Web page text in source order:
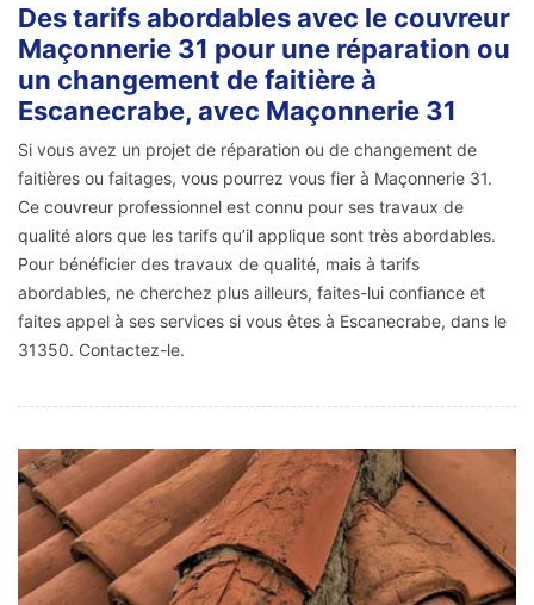
Des tarifs abordables avec le couvreur
Maçonnerie 31 pour une réparation ou
un changement de faitière à
Escanecrabe, avec Maçonnerie 31
Si vous avez un projet de réparation ou de changement de
faitières ou faitages, vous pourrez vous fier à Maçonnerie 31.
Ce couvreur professionnel est connu pour ses travaux de
qualité alors que les tarifs qu’il applique sont très abordables.
Pour bénéficier des travaux de qualité, mais à tarifs
abordables, ne cherchez plus ailleurs, faites-lui confiance et
faites appel à ses services si vous êtes à Escanecrabe, dans le
31350. Contactez-le.